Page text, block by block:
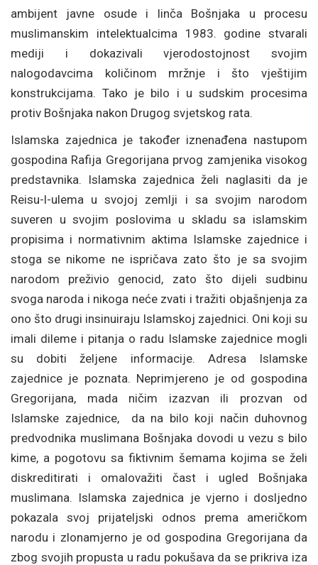
ambijent javne osude i linča Bošnjaka u procesu
muslimanskim intelektualcima 1983. godine stvarali
mediji i dokazivali vjerodostojnost svojim
nalogodavcima količinom mržnje i što vještijim
konstrukcijama. Tako je bilo i u sudskim procesima
protiv Bošnjaka nakon Drugog svjetskog rata.
Islamska zajednica je također iznenađena nastupom
gospodina Rafija Gregorijana prvog zamjenika visokog
predstavnika. Islamska zajednica želi naglasiti da je
Reisu-l-ulema u svojoj zemlji i sa svojim narodom
suveren u svojim poslovima u skladu sa islamskim
propisima i normativnim aktima Islamske zajednice i
stoga se nikome ne ispričava zato što je sa svojim
narodom preživio genocid, zato što dijeli sudbinu
svoga naroda i nikoga neće zvati i tražiti objašnjenja za
ono što drugi insinuiraju Islamskoj zajednici. Oni koji su
imali dileme i pitanja o radu Islamske zajednice mogli
su dobiti željene informacije. Adresa Islamske
zajednice je poznata. Neprimjereno je od gospodina
Gregorijana, mada ničim izazvan ili prozvan od
Islamske zajednice, da na bilo koji način duhovnog
predvodnika muslimana Bošnjaka dovodi u vezu s bilo
kime, a pogotovu sa fiktivnim šemama kojima se želi
diskreditirati i omalovažiti čast i ugled Bošnjaka
muslimana. Islamska zajednica je vjerno i dosljedno
pokazala svoj prijateljski odnos prema američkom
narodu i zlonamjerno je od gospodina Gregorijana da
zbog svojih propusta u radu pokušava da se prikriva iza